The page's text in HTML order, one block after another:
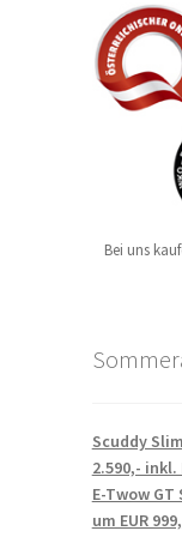
Bei uns
Scuddy
2.590,- inkl.
E-Twow
um EUR